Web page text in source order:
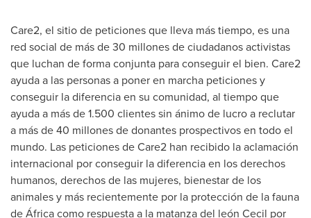
Care2, el sitio de peticiones que lleva más tiempo, es una
red social de más de 30 millones de ciudadanos activistas
que luchan de forma conjunta para conseguir el bien. Care2
ayuda a las personas a poner en marcha peticiones y
conseguir la diferencia en su comunidad, al tiempo que
ayuda a más de 1.500 clientes sin ánimo de lucro a reclutar
a más de 40 millones de donantes prospectivos en todo el
mundo. Las peticiones de Care2 han recibido la aclamación
internacional por conseguir la diferencia en los derechos
humanos, derechos de las mujeres, bienestar de los
animales y más recientemente por la protección de la fauna
de África como respuesta a la matanza del león Cecil por